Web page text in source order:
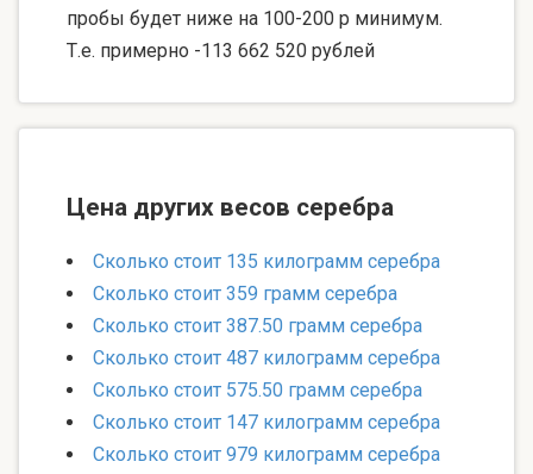
пробы будет ниже на 100-200 р минимум.
Т.е. примерно -113 662 520 рублей
Цена других весов серебра
Сколько стоит 135 килограмм серебра
Сколько стоит 359 грамм серебра
Сколько стоит 387.50 грамм серебра
Сколько стоит 487 килограмм серебра
Сколько стоит 575.50 грамм серебра
Сколько стоит 147 килограмм серебра
Сколько стоит 979 килограмм серебра